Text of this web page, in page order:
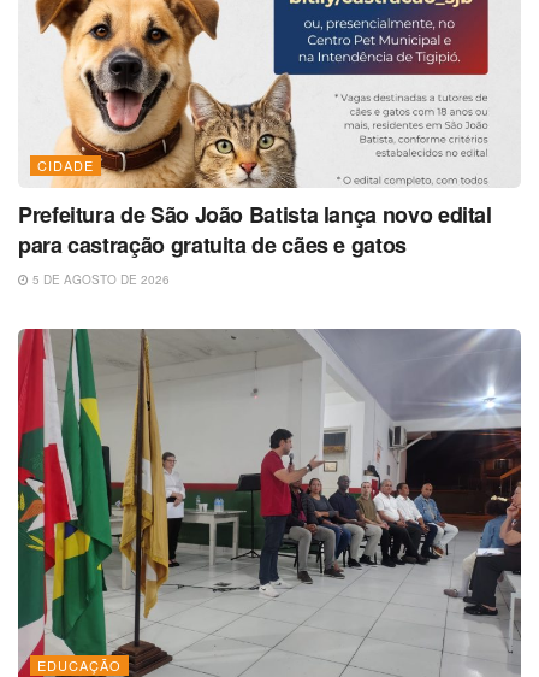
CIDADE
Prefeitura de São João Batista lança novo edital
para castração gratuita de cães e gatos
5 DE AGOSTO DE 2026
EDUCAÇÃO